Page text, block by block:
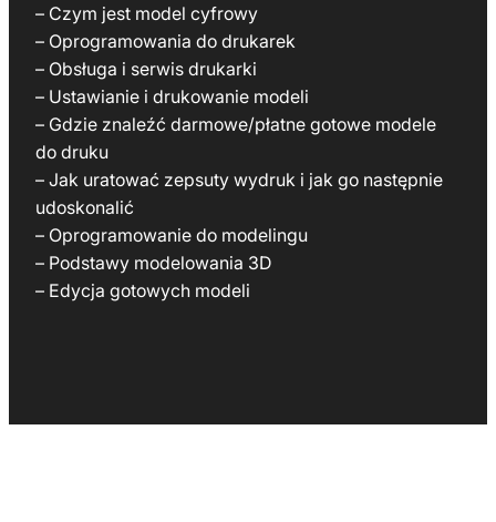
– Czym jest model cyfrowy
– Oprogramowania do drukarek
– Obsługa i serwis drukarki
– Ustawianie i drukowanie modeli
– Gdzie znaleźć darmowe/płatne gotowe modele
do druku
– Jak uratować zepsuty wydruk i jak go następnie
udoskonalić
– Oprogramowanie do modelingu
– Podstawy modelowania 3D
– Edycja gotowych modeli